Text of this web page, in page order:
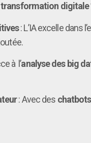
transformation digitale
: L’IA excelle dans
à l’analyse des big
: Avec des chatbots